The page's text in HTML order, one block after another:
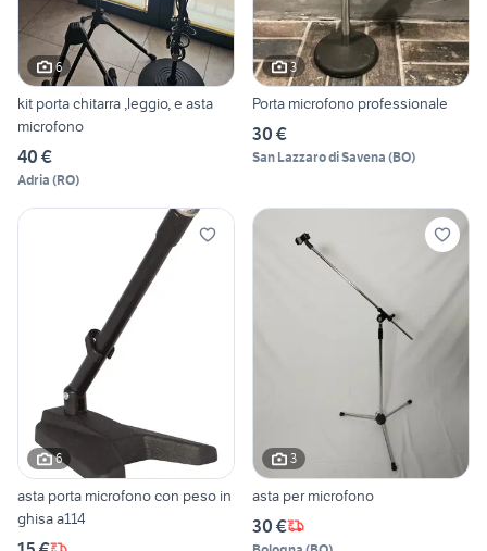
6
kit porta chitarra ,leggio, e asta
microfono
40 €
Adria (RO)
3
Porta microfono professionale
30 €
San Lazzaro di Savena (BO)
6
asta porta microfono con peso in
ghisa a114
3
asta per microfono
30 €